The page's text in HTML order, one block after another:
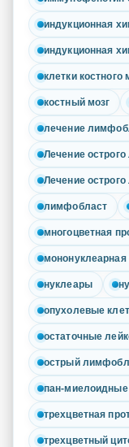
индукционная
индукционная
клетки костного
костный мозг
лечение
Лечение острого
Лечение
лимфобласт
многоцветная
нуклеары
опухолевые
остаточные
острый
пан-миелоидные
трехцветная
трехцветный